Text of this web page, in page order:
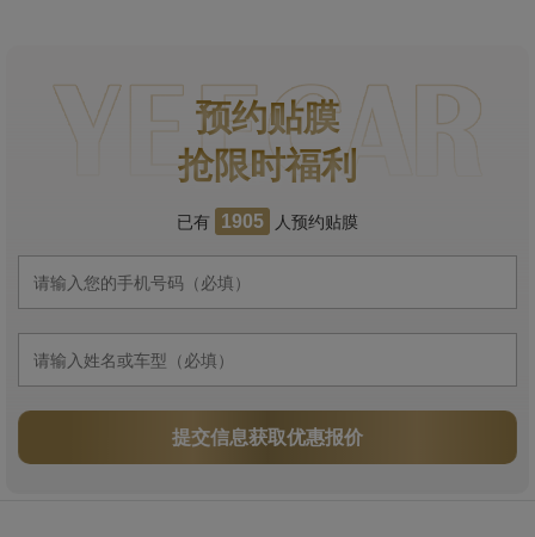
预约贴膜
抢限时福利
已有 1905 人预约贴膜
提交信息获取优惠报价